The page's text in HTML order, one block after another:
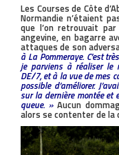
Les Courses de Côte
Normandie n’étaient
que l’on retrouvait
angevine, en bagarre
attaques de son
à La Pommeraye. C’est
je parviens à réaliser le
DE/7, et à la vue de mes
possible d’améliorer.
sur la dernière montée
queue. » Aucun
alors se contenter de la